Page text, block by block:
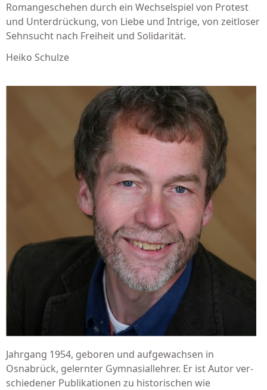
Romangeschehen durch ein Wechselspiel von Protest
und Unterdrückung, von Liebe und Intrige, von zeitloser
Sehnsucht nach Freiheit und Solidarität.
Heiko Schulze
Jahrgang 1954, geboren und auf­gewachsen in
Osnabrück, gelernter Gymnasiallehrer. Er ist Autor ver­
schiedener Publikationen zu his­torischen wie